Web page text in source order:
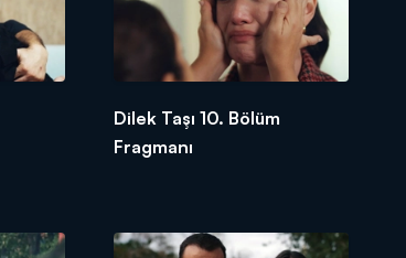
Dilek Taşı 10. Bölüm
Fragmanı